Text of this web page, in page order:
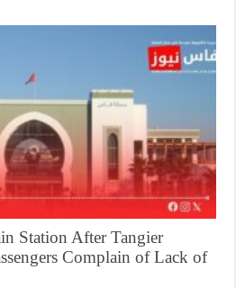
Station After Tangier
Complain of Lack of